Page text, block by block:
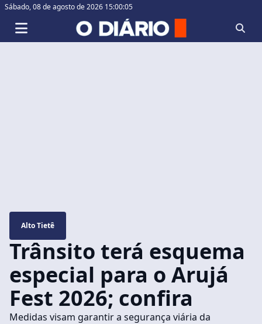
Sábado,08 de agosto de 2026 15:00:06
Alto Tietê
Trânsito terá esquema
especial para o Arujá
Fest 2026; confira
Medidas visam garantir a segurança viária da